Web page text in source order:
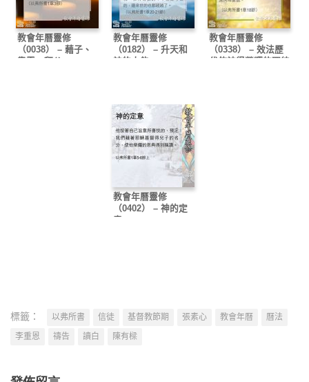
教會年曆靈修
（0038） – 藉子、
靠靈、拜父
教會年曆靈修
（0182） – 升天和
神的大能
教會年曆靈修
（0338） – 效法歷
代使神得榮耀的聖徒
教會年曆靈修
（0402） – 神的定
意
標籤： 以弗所書 信徒 基督教節期 張素心 教會年曆
曆法
李重恩
禱告 讀白 陳有樑